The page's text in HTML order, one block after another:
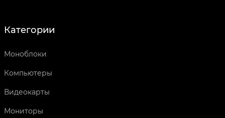
Категории
Моноблоки
Компьютеры
Видеокарты
Мониторы